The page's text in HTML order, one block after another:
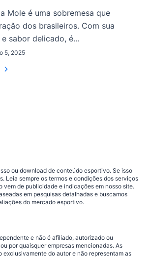
Mole é uma sobremesa que
dos brasileiros. Com sua
sabor delicado, é...
5, 2025
ou download de conteúdo esportivo. Se isso
Leia sempre os termos e condições dos serviços
vem de publicidade e indicações em nosso site.
em pesquisas detalhadas e buscamos
do mercado esportivo.
e não é afiliado, autorizado ou
por quaisquer empresas mencionadas. As
exclusivamente do autor e não representam as